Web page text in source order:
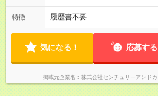
特徴 履歴書不要
気になる！ 応募する
掲載元企業名 株式会社センチュリーアンド